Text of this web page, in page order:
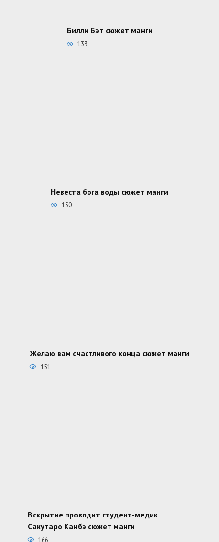
Билли Бэт сюжет манги
133
Невеста бога воды сюжет манги
150
Желаю вам счастливого конца сюжет манги
151
Вскрытие проводит студент-медик
Сакутаро Канбэ сюжет манги
166